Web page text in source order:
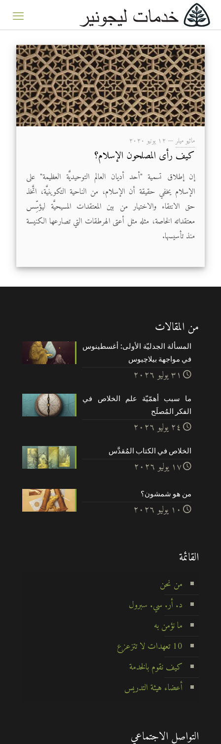
ماثيو ميلر — ۱۲ يونيو ۲۰۲۰
كيف رأى المصلحون الإسلام؟
إن إطلاق تسمية "أحد أديان العالم التوحيديَّة العظيمة" على
الإسلام يخفي حقيقة أن الإسلام، من الناحية التكوينيَّة، اتَّخذ
حق الانتقاء والاختيار من بين المعتقدات المسيحيَّة ليؤسِّس
معتقداته الخاصة، مثله مثل أعتى الهرطقات التي تصارعها الكنيسة
منذ تأسيسها.
من المقالات
المسألة الجدليّة الأولى: أغسطينوس
في مواجهة بيلاچيوس
۳۱ يوليو ۲۰۲٦
ما سبب أهمّيّة علم الخلاص في
الفكر المُصلَح
۲٤ يوليو ۲۰۲٦
الخلاص في الكتاب المُقدَّس
۱۷ يوليو ۲۰۲٦
من هو شمشون؟
۱۰ يوليو ۲۰۲٦
القائمة
من نحن
د. أر. سي. سبرول
ما نؤمن به
10 تعهدات لا تتزعزع
كيف نقوم بالخدمة
أعضاء هيئة التدريس
التواصل الاجتماعي